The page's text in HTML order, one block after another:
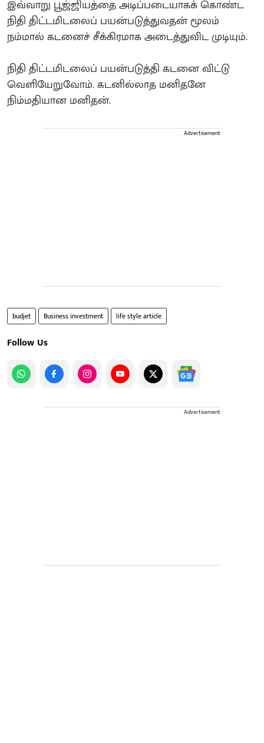
இவ்வாறு பூஜ்ஜியத்தை அடிப்படையாகக் கொண்ட
நிதி திட்டமிடலைப் பயன்படுத்துவதன் மூலம்
நம்மால் கடனைச் சீக்கிரமாக அடைத்துவிட முடியும்.
நிதி திட்டமிடலைப் பயன்படுத்தி கடனை விட்டு
வெளியேறுவோம். கடனில்லாத மனிதனே
நிம்மதியான மனிதன்.
Advertisement
budjet Business investment life style article
Follow Us
Advertisement